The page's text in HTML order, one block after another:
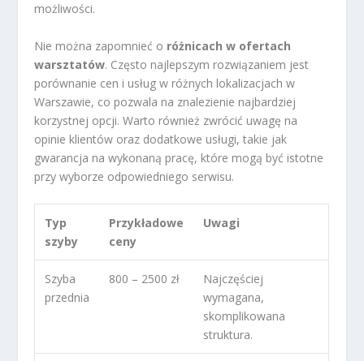
możliwości.
Nie można zapomnieć o różnicach w ofertach
warsztatów. Często najlepszym rozwiązaniem jest
porównanie cen i usług w różnych lokalizacjach w
Warszawie, co pozwala na znalezienie najbardziej
korzystnej opcji. Warto również zwrócić uwagę na
opinie klientów oraz dodatkowe usługi, takie jak
gwarancja na wykonaną pracę, które mogą być istotne
przy wyborze odpowiedniego serwisu.
Typ
szyby
Przykładowe
ceny
Uwagi
Szyba
przednia
800 – 2500 zł
Najczęściej
wymagana,
skomplikowana
struktura.